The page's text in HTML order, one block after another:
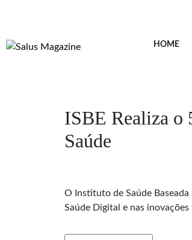
HOME
ISBE Realiza o
Saúde
O Instituto de Saúde
Saúde Digital e nas